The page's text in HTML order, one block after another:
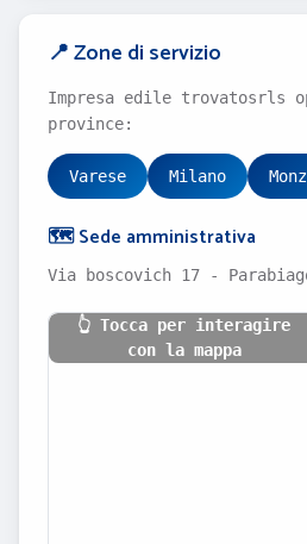
📍 Zone di servizio
Impresa edile trovatosrls
province:
Varese Milano
🗺️ Sede amministrativa
Via boscovich 17 -
👆 Tocca per interagire
con la mappa